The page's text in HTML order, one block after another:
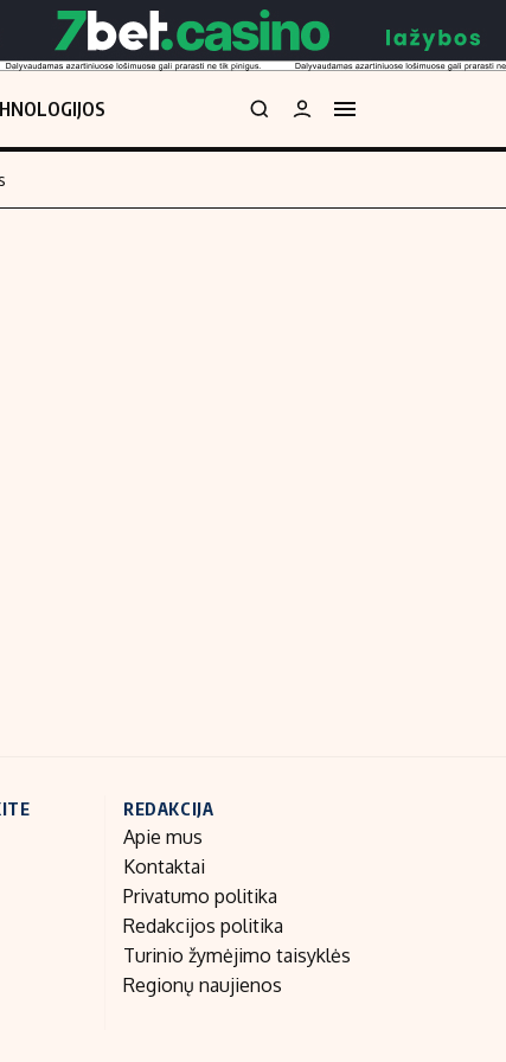
REDAKCIJA
Apie mus
Kontaktai
Privatumo politika
Redakcijos politika
Turinio žymėjimo taisyklės
Regionų naujienos